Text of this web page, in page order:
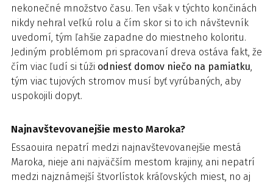
nekonečné množstvo času. Ten však v týchto končinách
nikdy nehral veľkú rolu a čím skor si to ich návštevník
uvedomí, tým ľahšie zapadne do miestneho koloritu.
Jediným problémom pri spracovaní dreva ostáva fakt, že
čím viac ľudí si túži odniesť domov niečo na pamiatku,
tým viac tujových stromov musí byť vyrúbaných, aby
uspokojili dopyt.
Najnavštevovanejšie mesto Maroka?
Essaouira nepatrí medzi najnavštevovanejšie mestá
Maroka, nieje ani najväčším mestom krajiny, ani nepatrí
medzi najznámejší štvorlístok kráľovských miest, no aj